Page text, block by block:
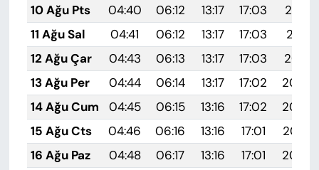
10 Ağu Pts
04:40 06:12 13:17 17:03
20:13
11 Ağu Sal
04:41 06:12 13:17 17:03
20:11
12 Ağu Çar
04:43 06:13 13:17 17:03
20:10
13 Ağu Per
04:44 06:14 13:17 17:02
20:09
14 Ağu Cum
04:45 06:15 13:16 17:02
20:08
15 Ağu Cts
04:46 06:16 13:16 17:01
20:07
16 Ağu Paz
04:48 06:17 13:16 17:01
20:05